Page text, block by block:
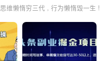
思维懒惰穷三代 , 行为懒惰毁一生 !